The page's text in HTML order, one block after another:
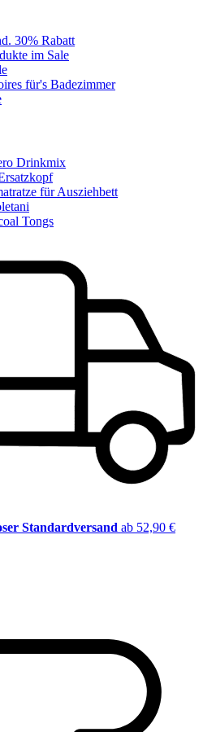
30% Rabatt
im Sale
für's Badezimmer
Drinkmix
für Ausziehbett
Tongs
Standardversand ab 52,90 €